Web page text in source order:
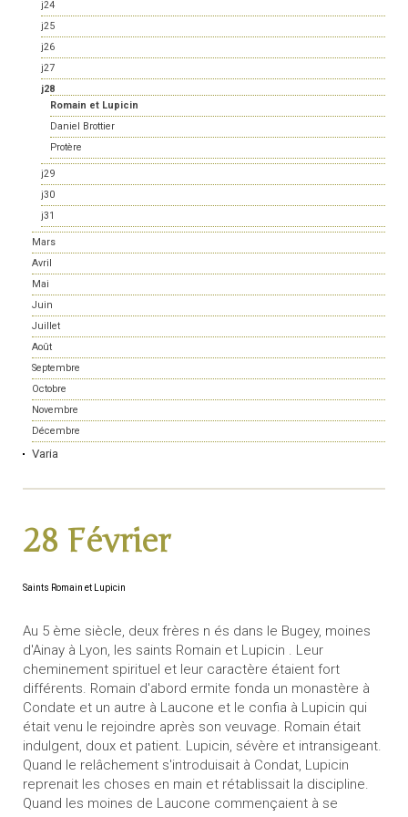
j24
j25
j26
j27
j28
Romain et Lupicin
Daniel Brottier
Protère
j29
j30
j31
Mars
Avril
Mai
Juin
Juillet
Août
Septembre
Octobre
Novembre
Décembre
Varia
28 Février
Saints Romain et Lupicin
Au 5 ème siècle, deux frères n és dans le Bugey, moines
d'Ainay à Lyon, les saints Romain et Lupicin . Leur
cheminement spirituel et leur caractère étaient fort
différents. Romain d'abord ermite fonda un monastère à
Condate et un autre à Laucone et le confia à Lupicin qui
était venu le rejoindre après son veuvage. Romain était
indulgent, doux et patient. Lupicin, sévère et intransigeant.
Quand le relâchement s'introduisait à Condat, Lupicin
reprenait les choses en main et rétablissait la discipline.
Quand les moines de Laucone commençaient à se